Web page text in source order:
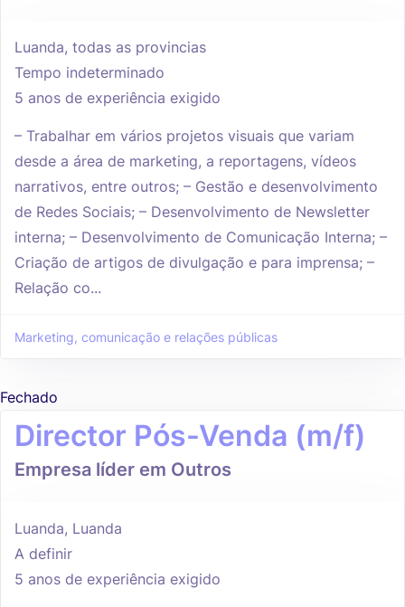
Luanda, todas as provincias
Tempo indeterminado
5 anos de experiência exigido
– Trabalhar em vários projetos visuais que variam
desde a área de marketing, a reportagens, vídeos
narrativos, entre outros; – Gestão e desenvolvimento
de Redes Sociais; – Desenvolvimento de Newsletter
interna; – Desenvolvimento de Comunicação Interna; –
Criação de artigos de divulgação e para imprensa; –
Relação co...
Marketing, comunicação e relações públicas
Fechado
Director Pós-Venda (m/f)
Empresa líder em Outros
Luanda, Luanda
A definir
5 anos de experiência exigido